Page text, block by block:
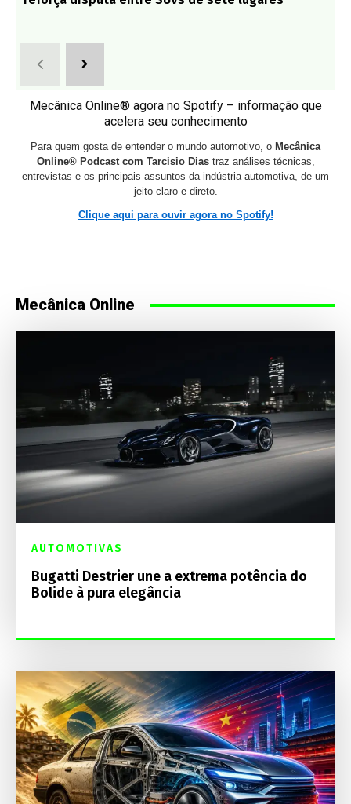
Mecânica Online® agora no Spotify – informação que
acelera seu conhecimento
Para quem gosta de entender o mundo automotivo, o Mecânica
Online® Podcast com Tarcisio Diastraz análises técnicas,
entrevistas e os principais assuntos da indústria automotiva, de um
jeito claro e direto.
Clique aqui para ouvir agora no Spotify!
Mecânica Online
AUTOMOTIVAS
Bugatti Destrier une a extrema potência do
Bolide à pura elegância